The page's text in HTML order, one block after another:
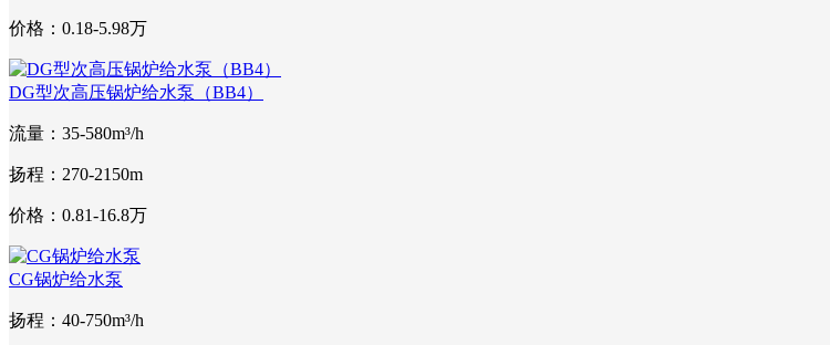
价格：0.18-5.98万
DG型次高压锅炉给水泵（BB4）
流量：35-580m³/h
扬程：270-2150m
价格：0.81-16.8万
CG锅炉给水泵
扬程：40-750m³/h